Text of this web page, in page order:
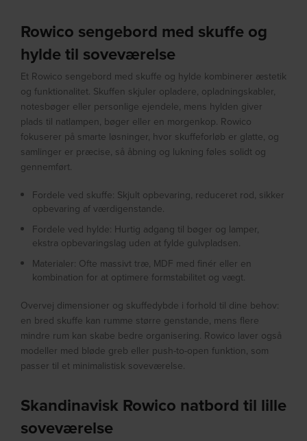
Rowico sengebord med skuffe og
hylde til soveværelse
Et Rowico sengebord med skuffe og hylde kombinerer æstetik
og funktionalitet. Skuffen skjuler opladere, opladningskabler,
notesbøger eller personlige ejendele, mens hylden giver
plads til natlampen, bøger eller en morgenkop. Rowico
fokuserer på smarte løsninger, hvor skuffeforløb er glatte, og
samlinger er præcise, så åbning og lukning føles solidt og
gennemført.
Fordele ved skuffe: Skjult opbevaring, reduceret rod, sikker
opbevaring af værdigenstande.
Fordele ved hylde: Hurtig adgang til bøger og lamper,
ekstra opbevaringslag uden at fylde gulvpladsen.
Materialer: Ofte massivt træ, MDF med finér eller en
kombination for at optimere formstabilitet og vægt.
Overvej dimensioner og skuffedybde i forhold til dine behov:
en bred skuffe kan rumme større genstande, mens flere
mindre rum kan skabe bedre organisering. Rowico laver også
modeller med bløde greb eller push-to-open funktion, som
passer til et minimalistisk soveværelse.
Skandinavisk Rowico natbord til lille
soveværelse